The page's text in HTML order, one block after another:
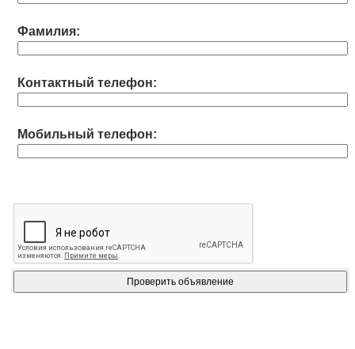
Фамилия:
Контактный телефон:
Мобильный телефон: